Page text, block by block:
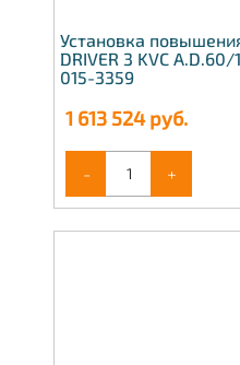
Установка
DRIVER 3 KVC
015-3359
1 613 524руб.
- +